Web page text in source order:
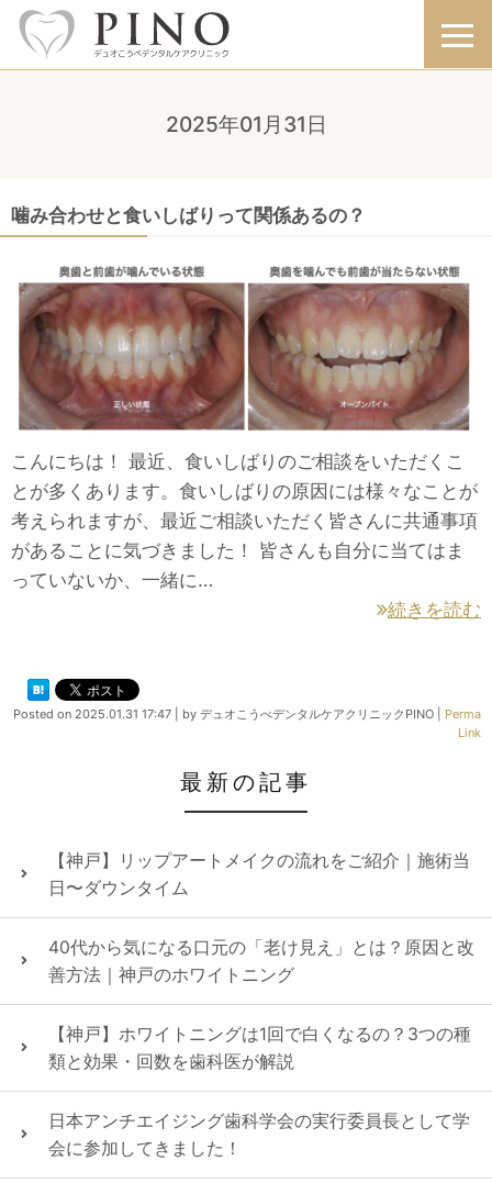
2025年01月31日
噛み合わせと食いしばりって関係あるの？
こんにちは！ 最近、食いしばりのご相談をいただくこ
とが多くあります。食いしばりの原因には様々なことが
考えられますが、最近ご相談いただく皆さんに共通事項
があることに気づきました！ 皆さんも自分に当てはま
っていないか、一緒に…
続きを読む
Posted on 2025.01.31 17:47 by デュオこうべデンタルケアクリニックPINO
Perma
Link
最新の記事
【神戸】リップアートメイクの流れをご紹介｜施術当
日〜ダウンタイム
40代から気になる口元の「老け見え」とは？原因と改
善方法｜神戸のホワイトニング
【神戸】ホワイトニングは1回で白くなるの？3つの種
類と効果・回数を歯科医が解説
日本アンチエイジング歯科学会の実行委員長として学
会に参加してきました！